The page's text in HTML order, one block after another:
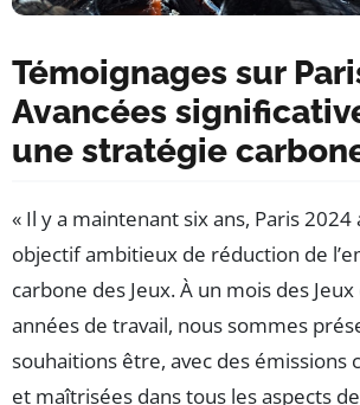
Témoignages sur
Avancées
une stratégie
« Il y a maintenant six ans, Paris 2024
objectif ambitieux de réduction de
carbone des Jeux. À un mois des
années de travail, nous sommes
souhaitions être, avec des émissions
et maîtrisées dans tous les aspects